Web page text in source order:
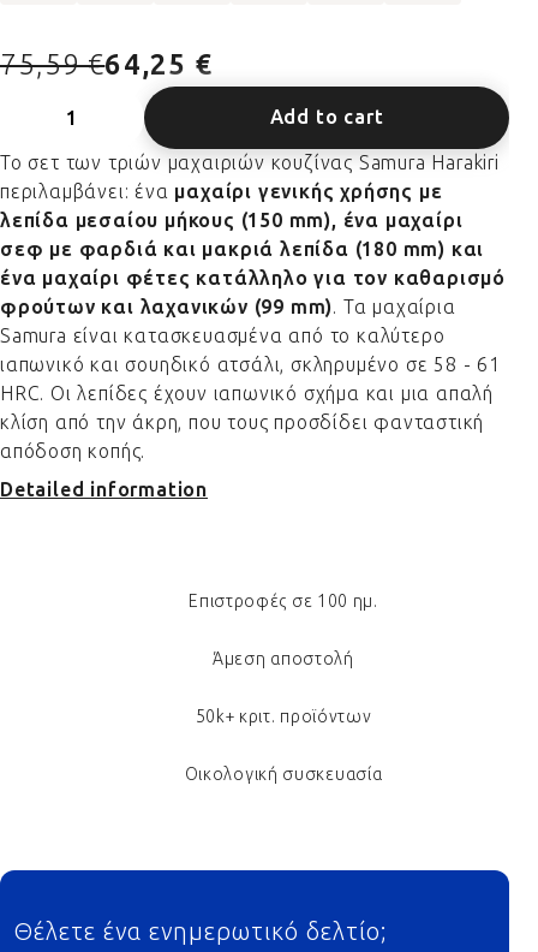
75,59 €64,25 €
Add to cart
Το σετ των τριών μαχαιριών κουζίνας Samura Harakiri
περιλαμβάνει: ένα μαχαίρι γενικής χρήσης με
λεπίδα μεσαίου μήκους (150 mm), ένα μαχαίρι
σεφ με φαρδιά και μακριά λεπίδα (180 mm) και
ένα μαχαίρι φέτες κατάλληλο για τον καθαρισμό
φρούτων και λαχανικών (99 mm). Τα μαχαίρια
Samura είναι κατασκευασμένα από το καλύτερο
ιαπωνικό και σουηδικό ατσάλι, σκληρυμένο σε 58 - 61
HRC. Οι λεπίδες έχουν ιαπωνικό σχήμα και μια απαλή
κλίση από την άκρη, που τους προσδίδει φανταστική
απόδοση κοπής.
Detailed information
Επιστροφές σε 100 ημ.
Άμεση αποστολή
50k+ κριτ. προϊόντων
Οικολογική συσκευασία
Footer
Θέλετε ένα ενημερωτικό δελτίο;